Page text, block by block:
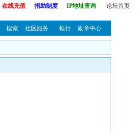
在线充值 捐助制度 IP地址查询 论坛首页
搜索 社区服务 银行 勋章中心